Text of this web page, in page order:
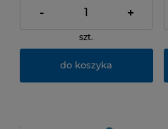
- +
szt.
do koszyka